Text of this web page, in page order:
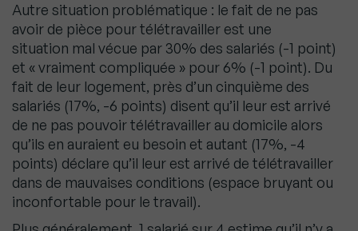
Autre situation problématique : le fait de ne pas
avoir de pièce pour télétravailler est une
situation mal vécue par 30% des salariés (-1 point)
et « vraiment compliquée » pour 6% (-1 point). Du
fait de leur logement, près d’un cinquième des
salariés (17%, -6 points) disent qu’il leur est arrivé
de ne pas pouvoir télétravailler au domicile alors
qu’ils en auraient eu besoin et autant (17%, -4
points) déclare qu’il leur est arrivé de télétravailler
dans de mauvaises conditions (espace bruyant ou
inconfortable pour le travail).